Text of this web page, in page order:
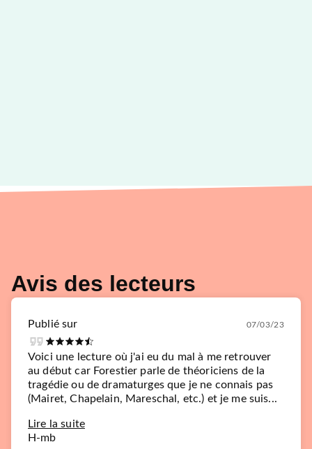
Avis des lecteurs
Publié sur 07/03/23
Voici une lecture où j'ai eu du mal à me retrouver
au début car Forestier parle de théoriciens de la
tragédie ou de dramaturges que je ne connais pas
(Mairet, Chapelain, Mareschal, etc.) et je me suis...
Lire la suite
H-mb